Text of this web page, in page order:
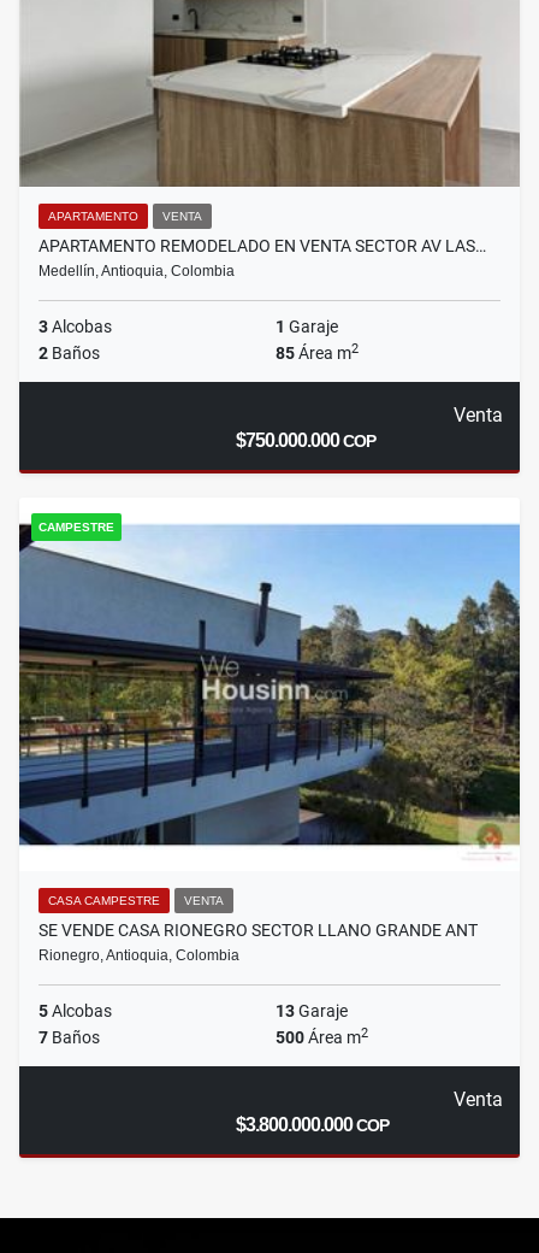
APARTAMENTO VENTA
APARTAMENTO REMODELADO EN VENTA SECTOR AV LAS…
Medellín, Antioquia, Colombia
3Alcobas 1 Garaje
2 Baños 85Área m2
Venta
$750.000.000COP
CAMPESTRE
CASA CAMPESTRE VENTA
SE VENDE CASA RIONEGRO SECTOR LLANO GRANDE ANT
Rionegro, Antioquia, Colombia
5Alcobas 13Garaje
7 Baños 500Área m2
Venta
$3.800.000.000COP